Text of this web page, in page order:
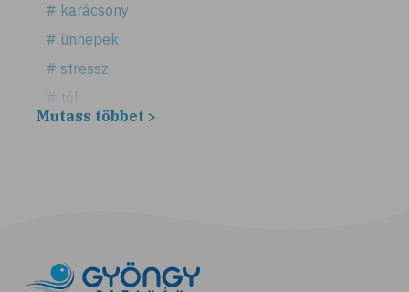
# karácsony
# ünnepek
# stressz
# tél
# fűszerek
# gyömbér
Mutass többet >